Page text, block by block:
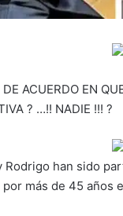
ACUERDO EN
? …!! NADIE !!! ?
Rodrigo han sido
más de 45 años